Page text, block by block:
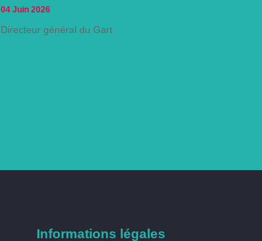
04 Juin 2026
Directeur général du Gart
Informations légales